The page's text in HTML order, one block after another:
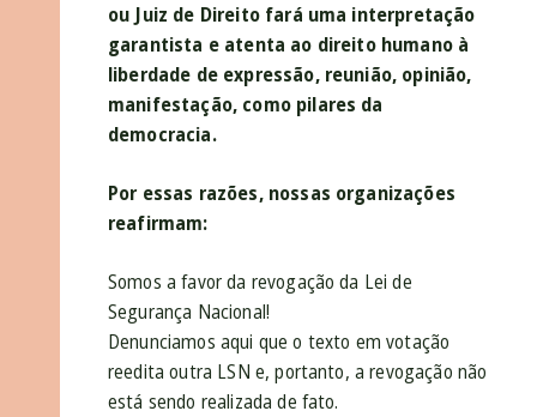
ou Juiz de Direito fará uma interpretação
garantista e atenta ao direito humano à
liberdade de expressão, reunião, opinião,
manifestação, como pilares da
democracia.
Por essas razões, nossas organizações
reafirmam:
Somos a favor da revogação da Lei de
Segurança Nacional!
Denunciamos aqui que o texto em votação
reedita outra LSN e, portanto, a revogação não
está sendo realizada de fato.